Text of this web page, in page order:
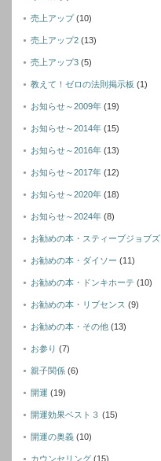
売上アップ (10)
売上アップ2 (13)
売上アップ3 (5)
教えて！ゼロの法則掲示板 (1)
お知らせ～2009年 (19)
お知らせ～2014年 (15)
お知らせ～2016年 (13)
お知らせ～2017年 (12)
お知らせ～2020年 (18)
お知らせ～2024年 (8)
お勧めの本・スティーブジョブズ
お勧めの本・ダイソー (11)
お勧めの本・ドンキホーテ (10)
お勧めの本・リブセンス (9)
お勧めの本・その他 (13)
お参り (7)
親子関係 (6)
開運 (19)
開運効果ベスト３ (15)
開運の奥義 (10)
カウンセリング (15)